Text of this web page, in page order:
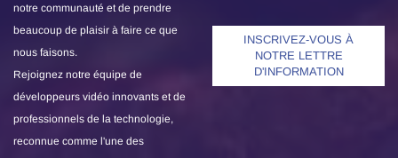
notre communauté et de prendre
beaucoup de plaisir à faire ce que
nous faisons.
Rejoignez notre équipe de
développeurs vidéo innovants et de
professionnels de la technologie,
reconnue comme l'une des
INSCRIVEZ-VOUS À
NOTRE LETTRE
D'INFORMATION